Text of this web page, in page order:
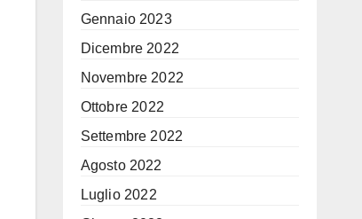
Gennaio 2023
Dicembre 2022
Novembre 2022
Ottobre 2022
Settembre 2022
Agosto 2022
Luglio 2022